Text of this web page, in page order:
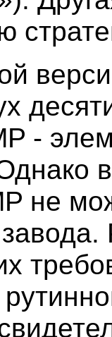
-
не